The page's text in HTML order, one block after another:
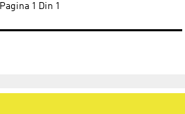
Pagina 1 Din 1